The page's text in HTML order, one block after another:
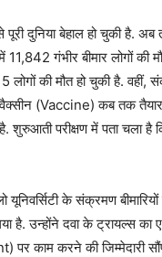
दुनिया बेहाल हो चुकी है. अब
गंभीर बीमार लोगों की
5 लोगों की मौत हो चुकी है.
(Vaccine) कब तक
शुरुआती परीक्षण में पता चला
के संक्रमण
है. उन्‍होंने दवा के ट्रायल्‍स
काम करने की जिम्‍मेदारी